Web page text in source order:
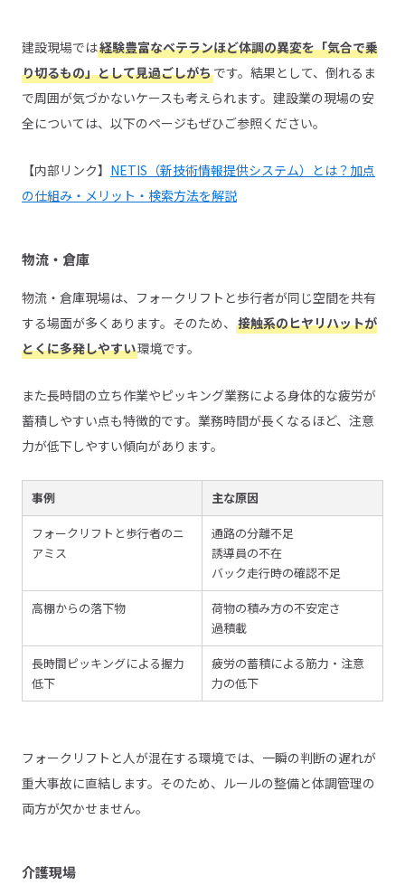
建設現場では経験豊富なベテランほど体調の異変を「気合で乗
り切るもの」として見過ごしがちです。結果として、倒れるま
で周囲が気づかないケースも考えられます。建設業の現場の安
全については、以下のページもぜひご参照ください。
【内部リンク】 NETIS（新技術情報提供システム）とは？加点
の仕組み・メリット・検索方法を解説
物流・倉庫
物流・倉庫現場は、フォークリフトと歩行者が同じ空間を共有
する場面が多くあります。そのため、 接触系のヒヤリハットが
とくに多発しやすい環境です。
また長時間の立ち作業やピッキング業務による身体的な疲労が
蓄積しやすい点も特徴的です。業務時間が長くなるほど、注意
力が低下しやすい傾向があります。
事例 主な原因
フォークリフトと歩行者のニ
アミス
通路の分離不足
誘導員の不在
バック走行時の確認不足
高棚からの落下物
荷物の積み方の不安定さ
過積載
長時間ピッキングによる握力
低下
疲労の蓄積による筋力・注意
力の低下
フォークリフトと人が混在する環境では、一瞬の判断の遅れが
重大事故に直結します。そのため、ルールの整備と体調管理の
両方が欠かせません。
介護現場